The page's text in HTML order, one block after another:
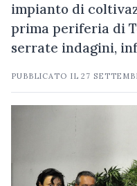
impianto di
prima periferia di
serrate indagini,
PUBBLICATO IL27